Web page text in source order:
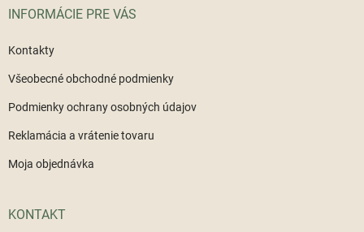
INFORMÁCIE PRE VÁS
Kontakty
Všeobecné obchodné podmienky
Podmienky ochrany osobných údajov
Reklamácia a vrátenie tovaru
Moja objednávka
KONTAKT